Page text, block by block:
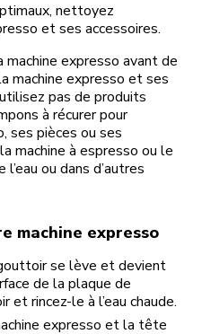
nettoyez
et ses accessoires.
expresso avant de
machine expresso et ses
pas de produits
à récurer pour
ses pièces ou ses
machine à espresso ou le
ou dans d’autres
machine expresso
se lève et devient
de la plaque de
et rincez-le à l’eau chaude.
expresso et la tête